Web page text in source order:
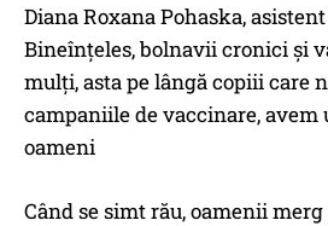
Diana Roxana Pohaska,
Bineînțeles, bolnavii cronici și
mulți, asta pe lângă copiii care
campaniile de vaccinare, avem
oameni
Când se simt rău, oamenii